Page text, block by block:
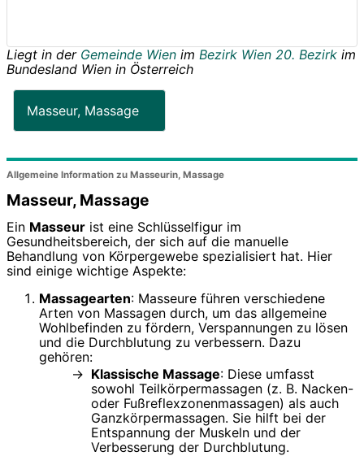
Liegt in der Gemeinde Wien im Bezirk Wien 20. Bezirk im
Bundesland Wien in Österreich
Masseur, Massage
Allgemeine Information zu Masseurin, Massage
Masseur, Massage
Ein Masseur ist eine Schlüsselfigur im
Gesundheitsbereich, der sich auf die manuelle
Behandlung von Körpergewebe spezialisiert hat. Hier
sind einige wichtige Aspekte:
Massagearten: Masseure führen verschiedene
Arten von Massagen durch, um das allgemeine
Wohlbefinden zu fördern, Verspannungen zu lösen
und die Durchblutung zu verbessern. Dazu
gehören:
Klassische Massage: Diese umfasst
sowohl Teilkörpermassagen (z. B. Nacken-
oder Fußreflexzonenmassagen) als auch
Ganzkörpermassagen. Sie hilft bei der
Entspannung der Muskeln und der
Verbesserung der Durchblutung.